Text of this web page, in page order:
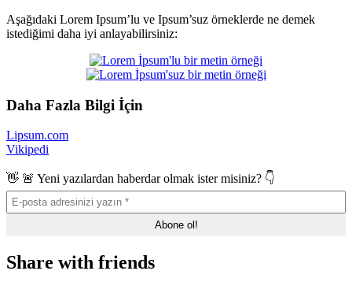
Aşağıdaki Lorem Ipsum’lu ve Ipsum’suz örneklerde ne demek
istediğimi daha iyi anlayabilirsiniz:
Daha Fazla Bilgi İçin
Lipsum.com
Vikipedi
👋 🚨 Yeni yazılardan haberdar olmak ister misiniz? 👇
Share with friends